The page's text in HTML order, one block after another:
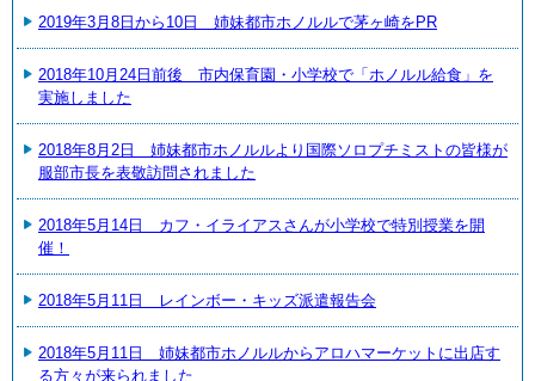
2019年3月8日から10日 姉妹都市ホノルルで茅ヶ崎をPR
2018年10月24日前後 市内保育園・小学校で「ホノルル給食」を
実施しました
2018年8月2日 姉妹都市ホノルルより国際ソロプチミストの皆様が
服部市長を表敬訪問されました
2018年5月14日 カフ・イライアスさんが小学校で特別授業を開
催！
2018年5月11日 レインボー・キッズ派遣報告会
2018年5月11日 姉妹都市ホノルルからアロハマーケットに出店す
る方々が来られました